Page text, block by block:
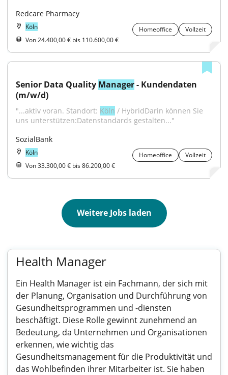
Redcare Pharmacy
Köln Homeoffice
Vollzeit
Von 24.400,00 € bis 110.600,00 €
Senior Data Quality Manager - Kundendaten
(m/w/d)
"...aktiv voran. Standort: Köln / HybridDarin können Sie
uns unterstützen:Datenstandards gestalten..."
SozialBank
Köln Homeoffice
Vollzeit
Von 33.300,00 € bis 86.200,00 €
Weitere Jobs laden
Health Manager
Ein Health Manager ist ein Fachmann, der sich mit
der Planung, Organisation und Durchführung von
Gesundheitsprogrammen und -diensten
beschäftigt. Diese Rolle gewinnt zunehmend an
Bedeutung, da Unternehmen und Organisationen
erkennen, wie wichtig das
Gesundheitsmanagement für die Produktivität und
das Wohlbefinden ihrer Mitarbeiter ist. Sie haben